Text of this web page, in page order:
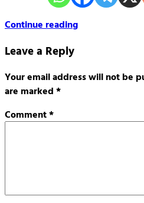
Continue reading
Leave a Reply
Your email address will not be
are marked *
Comment*